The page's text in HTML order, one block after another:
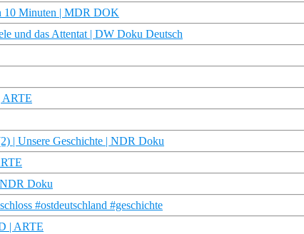
10 Minuten | MDR DOK
und das Attentat | DW Doku Deutsch
ARTE
| Unsere Geschichte | NDR Doku
NDR Doku
#ostdeutschland #geschichte
| ARTE